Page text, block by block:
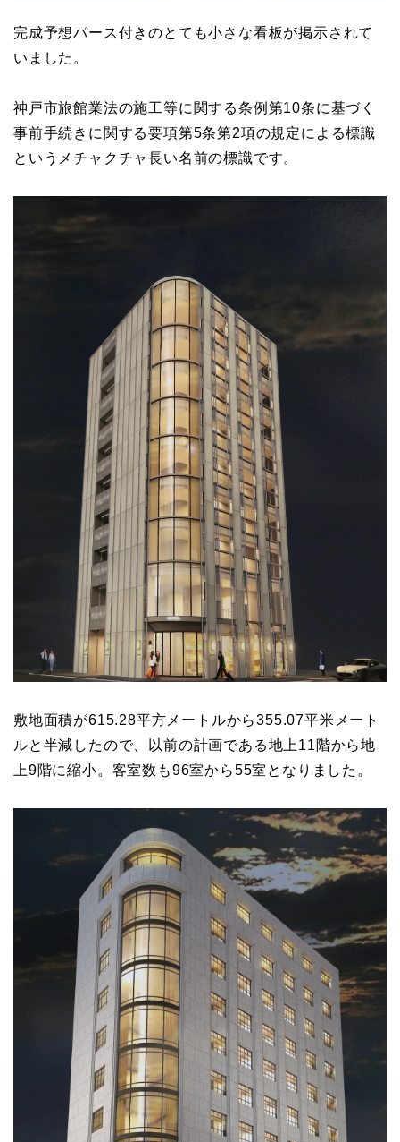
完成予想パース付きのとても小さな看板が掲示されて
いました。
神戸市旅館業法の施工等に関する条例第10条に基づく
事前手続きに関する要項第5条第2項の規定による標識
というメチャクチャ長い名前の標識です。
敷地面積が615.28平方メートルから355.07平米メート
ルと半減したので、以前の計画である地上11階から地
上9階に縮小。客室数も96室から55室となりました。